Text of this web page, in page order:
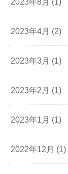
2023年4月 (2)
2023年3月 (1)
2023年2月 (1)
2023年1月 (1)
2022年12月 (1)